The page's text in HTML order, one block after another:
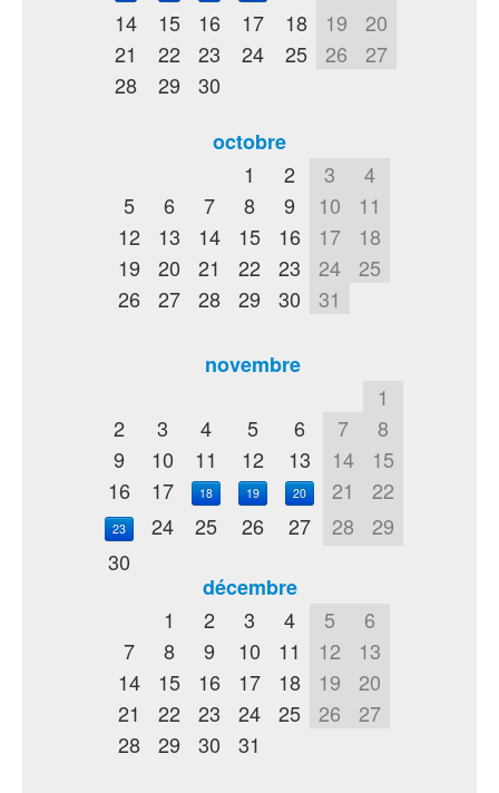
14
15 16 17 18 19
20
21
22 23 24 25 26
27
28
29
30
octobre
1
2 3
4
5
6 7 8 9 10
11
12
13 14 15 16 17
18
19
20 21 22 23 24
25
26
27 28 29 30 31
novembre
1
2
3 4 5 6 7
8
9
10 11 12 13 14
15
16
17 18 19 20 21 22
23 24 25 26 27 28
29
30
décembre
1
2 3 4 5
6
7
8 9 10 11 12
13
14
15 16 17 18 19
20
21
22 23 24 25 26
27
28
29 30 31